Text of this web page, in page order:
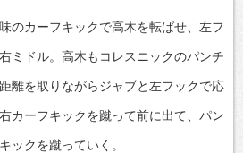
のカーフキックで高木を転ばせ、左フ
ミドル。高木もコレスニックのパンチ
離を取りながらジャブと左フックで応
カーフキックを蹴って前に出て、パン
ックを蹴っていく。